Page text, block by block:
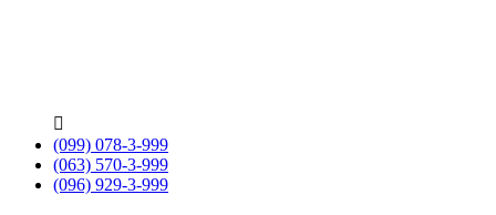

(099) 078-3-999
(063) 570-3-999
(096) 929-3-999